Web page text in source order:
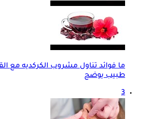
ما فوائد تناول مشروب الكركديه مع
طبيب يوضح
3